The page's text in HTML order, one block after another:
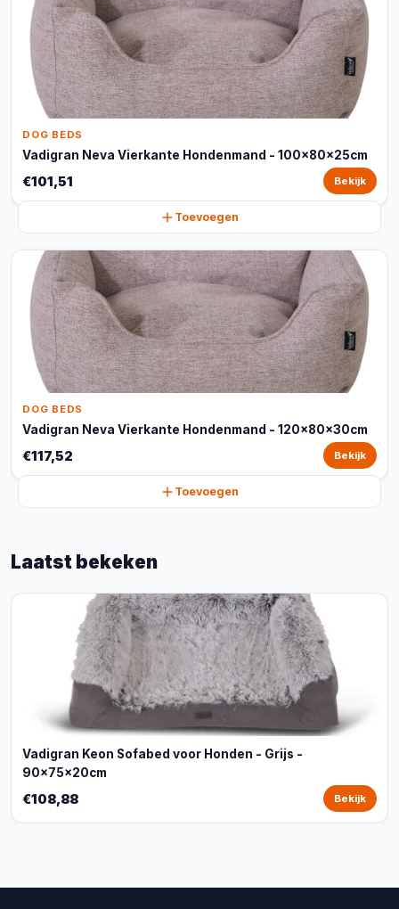
DOG BEDS
Vadigran Neva Vierkante Hondenmand - 100x80x25cm
€101,51 Bekijk
Toevoegen
DOG BEDS
Vadigran Neva Vierkante Hondenmand - 120x80x30cm
€117,52 Bekijk
Toevoegen
Laatst bekeken
Vadigran Keon Sofabed voor Honden - Grijs -
90x75x20cm
€108,88 Bekijk